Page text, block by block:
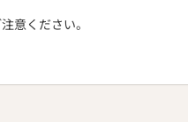
意ください。